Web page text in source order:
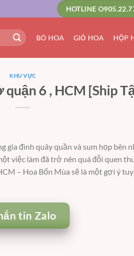
HOTLINE
BÓ HOA GIỎ HOA HỘP
KHU VỰC
quận 6 , HCM [Ship
đình quây quần và sum họp bên
việc làm đã trở nên quá đỗi quen
– Hoa Bốn Mùa sẽ là một gợi ý
tin Zalo